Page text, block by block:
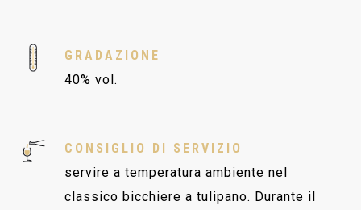
GRADAZIONE
40% vol.
CONSIGLIO DI SERVIZIO
servire a temperatura ambiente nel
classico bicchiere a tulipano. Durante il